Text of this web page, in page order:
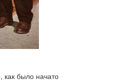
как было начато